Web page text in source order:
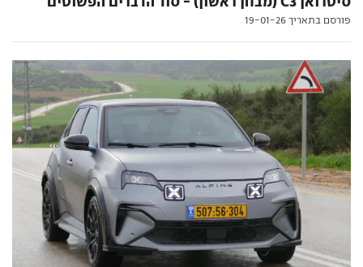
פורסם בתאריך 19-01-26